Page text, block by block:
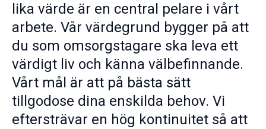
lika värde är en central pelare i vårt
arbete. Vår värdegrund bygger på att
du som omsorgstagare ska leva ett
värdigt liv och känna välbefinnande.
Vårt mål är att på bästa sätt
tillgodose dina enskilda behov. Vi
eftersträvar en hög kontinuitet så att